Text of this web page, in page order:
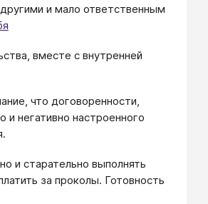
и мало ответственным
вместе с внутренней
что договоренности,
негативно настроенного
и старательно выполнять
за проколы. Готовность